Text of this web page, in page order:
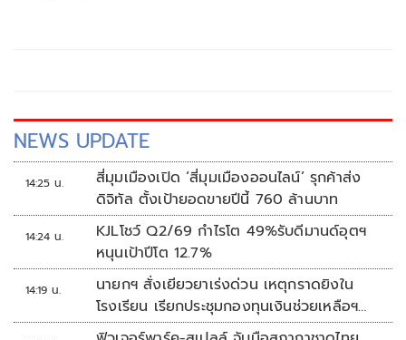
NEWS UPDATE
14:25 น.
สี่มุมเมืองเปิด ‘สี่มุมเมืองออนไลน์’ รุกค้าส่ง
ดิจิทัล ตั้งเป้ายอดขายปีนี้ 760 ล้านบาท
14:24 น.
KJLโชว์ Q2/69 กำไรโต 49%รับดีมานด์อุตฯ
หนุนเป้าปีโต 12.7%
14:19 น.
นายกฯ สั่งเยียวยาเร่งด่วน เหตุกราดยิงใน
โรงเรียน เรียกประชุมกองทุนเงินช่วยเหลือฯ
ทันที